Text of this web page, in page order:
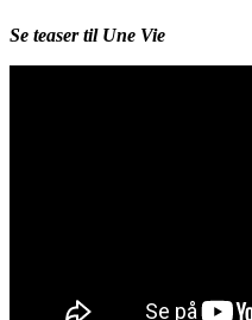
Se teaser til Une Vie